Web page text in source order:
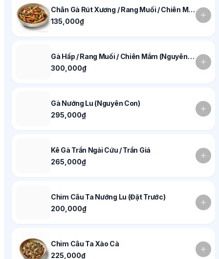
Chân Gà Rút Xương / Rang Muối / Chiên Mắm
135,000₫
Gà Hấp / Rang Muối / Chiên Mắm (Nguyên Con)
300,000₫
Gà Nướng Lu (Nguyên Con)
295,000₫
Kê Gà Trần Ngải Cứu / Trần Giá
265,000₫
Chim Câu Ta Nướng Lu (Đặt Trước)
200,000₫
Chim Câu Ta Xào Cà
225,000₫